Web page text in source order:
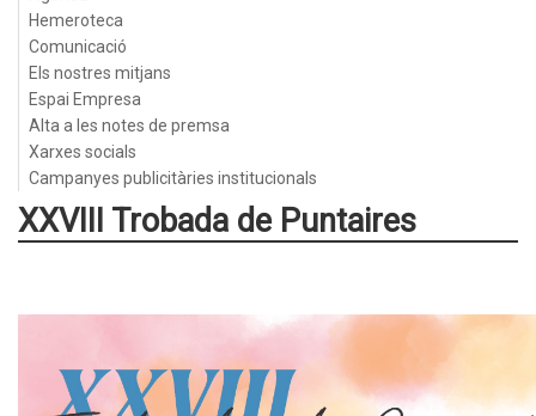
Hemeroteca
Comunicació
Els nostres mitjans
Espai Empresa
Alta a les notes de premsa
Xarxes socials
Campanyes publicitàries institucionals
XXVIII Trobada de Puntaires